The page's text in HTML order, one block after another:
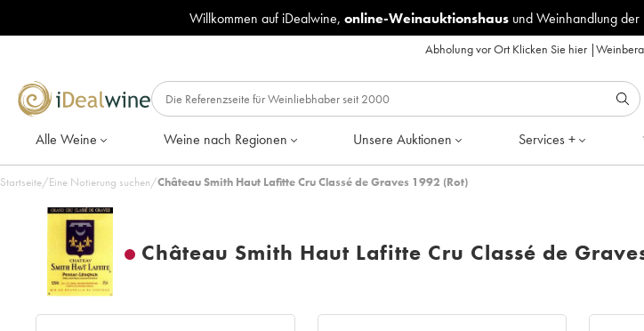
Willkommen auf iDealwine, online-Weinauktionshausund Weinhandlung der
Abholung vor Ort Klicken Sie hier|
Alle Weine Weine nach Regionen Unsere Auktionen Services +
Startseite/Eine Notierung suchen/Château Smith Haut Lafitte Cru Classé de Graves 1992 (Rot)
Château Smith Haut Lafitte Cru Classé de